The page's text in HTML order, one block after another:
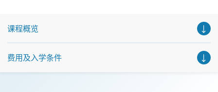
课程概览
费用及入学条件